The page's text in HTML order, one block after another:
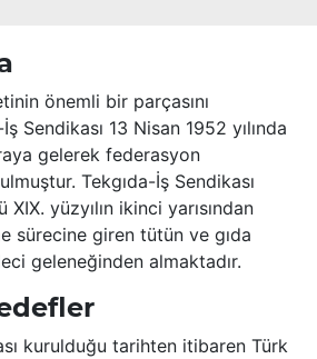
önemli bir parçasını
Sendikası 13 Nisan 1952 yılında
gelerek federasyon
Tekgıda-İş Sendikası
yüzyılın ikinci yarısından
sürecine giren tütün ve gıda
geleneğinden almaktadır.
kurulduğu tarihten itibaren Türk